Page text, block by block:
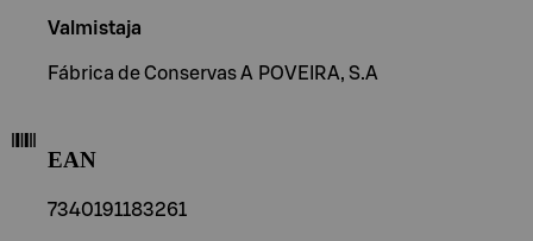
Valmistaja
Fábrica de Conservas A POVEIRA, S.A
EAN
7340191183261